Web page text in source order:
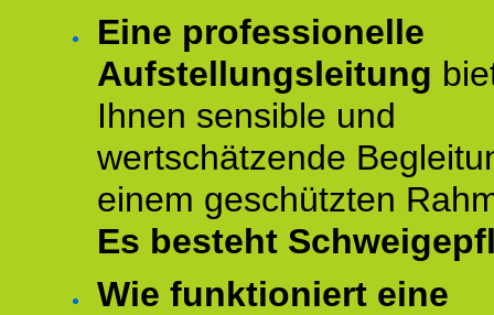
Eine professionelle
Aufstellungsleitung
Ihnen sensible und
wertschätzende
einem geschützten
Es besteht
Wie funktioniert eine